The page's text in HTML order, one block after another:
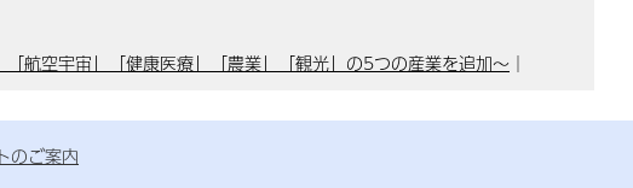
航空宇宙」「健康医療」「農業」「観光」の5つの産業を追加～ ｜
のご案内